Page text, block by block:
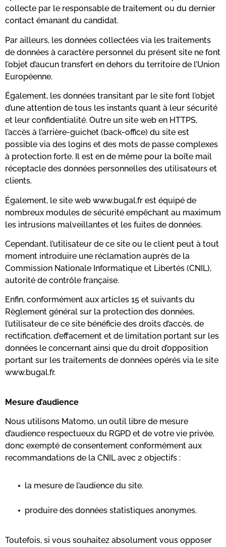
collecte par le responsable de traitement ou du dernier
contact émanant du candidat.
Par ailleurs, les données collectées via les traitements
de données à caractère personnel du présent site ne font
l’objet d’aucun transfert en dehors du territoire de l’Union
Européenne.
Également, les données transitant par le site font l’objet
d’une attention de tous les instants quant à leur sécurité
et leur confidentialité. Outre un site web en HTTPS,
l’accès à l’arrière-guichet (back-office) du site est
possible via des logins et des mots de passe complexes
à protection forte. Il est en de même pour la boîte mail
réceptacle des données personnelles des utilisateurs et
clients.
Également, le site web www.bugal.fr est équipé de
nombreux modules de sécurité empêchant au maximum
les intrusions malveillantes et les fuites de données.
Cependant, l’utilisateur de ce site ou le client peut à tout
moment introduire une réclamation auprès de la
Commission Nationale Informatique et Libertés (CNIL),
autorité de contrôle française.
Enfin, conformément aux articles 15 et suivants du
Règlement général sur la protection des données,
l’utilisateur de ce site bénéficie des droits d’accès, de
rectification, d’effacement et de limitation portant sur les
données le concernant ainsi que du droit d’opposition
portant sur les traitements de données opérés via le site
www.bugal.fr.
Mesure d’audience
Nous utilisons Matomo, un outil libre de mesure
d’audience respectueux du RGPD et de votre vie privée,
donc exempté de consentement conformément aux
recommandations de la CNILavec 2 objectifs :
la mesure de l’audience du site.
produire des données statistiques anonymes.
Toutefois, si vous souhaitez absolument vous opposer